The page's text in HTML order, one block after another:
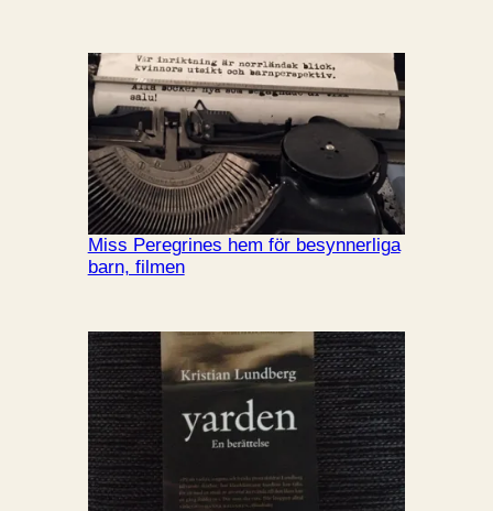
Miss Peregrines hem för besynnerliga
barn, filmen